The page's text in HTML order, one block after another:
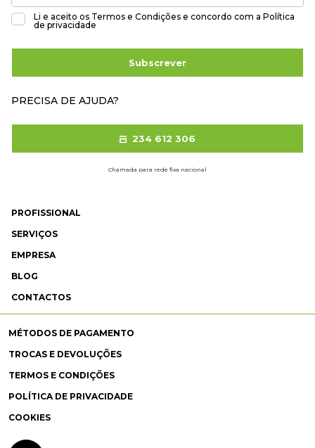
PROFISSIONAL
SERVIÇOS
EMPRESA
BLOG
CONTACTOS
MÉTODOS DE PAGAMENTO
TROCAS E DEVOLUÇÕES
TERMOS E CONDIÇÕES
POLÍTICA DE PRIVACIDADE
COOKIES
Li e aceito os Termos e Condições e concordo com a Política
de privacidade
Subscrever
PRECISA DE AJUDA?
234 612 306
Chamada para rede fixa nacional